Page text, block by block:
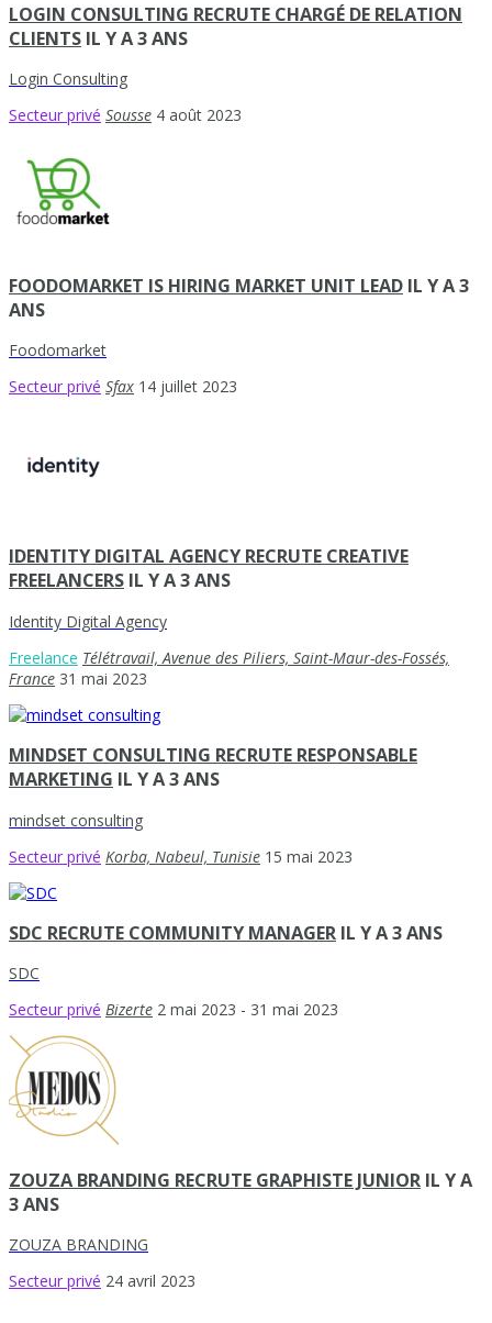
LOGIN CONSULTING RECRUTE CHARGÉ DE RELATION
CLIENTS IL Y A 3 ANS
Login Consulting
Secteur privé Sousse 4 août 2023
FOODOMARKET IS HIRING MARKET UNIT LEAD IL Y A 3
ANS
Foodomarket
Secteur privé Sfax 14 juillet 2023
IDENTITY DIGITAL AGENCY RECRUTE CREATIVE
FREELANCERS IL Y A 3 ANS
Identity Digital Agency
Freelance Télétravail, Avenue des Piliers, Saint-Maur-des-Fossés,
France 31 mai 2023
MINDSET CONSULTING RECRUTE RESPONSABLE
MARKETING IL Y A 3 ANS
mindset consulting
Secteur privé Korba, Nabeul, Tunisie 15 mai 2023
SDC RECRUTE COMMUNITY MANAGER IL Y A 3 ANS
SDC
Secteur privé Bizerte 2 mai 2023 - 31 mai 2023
ZOUZA BRANDING RECRUTE GRAPHISTE JUNIOR IL Y A
3 ANS
ZOUZA BRANDING
Secteur privé 24 avril 2023